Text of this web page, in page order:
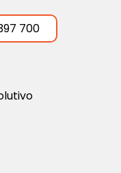
700